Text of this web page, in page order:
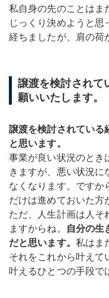
私自身の先のことはま
じっくり決めようと
経ちましたが、肩の荷
譲渡を検討されて
願いいたします。
譲渡を検討されている
と思います。
事業が良い状況のとき
きますが、悪い状況に
なくなります。ですか
だけは進めておいた方
ただ、人生計画は人そ
ますからね。
自分の生
だと思います。 私はま
それをこれから叶えて
叶えるひとつの手段で